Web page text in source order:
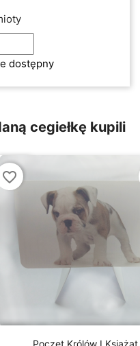
dostępny
cegiełkę kupili
favorite_border
Szybki podgląd